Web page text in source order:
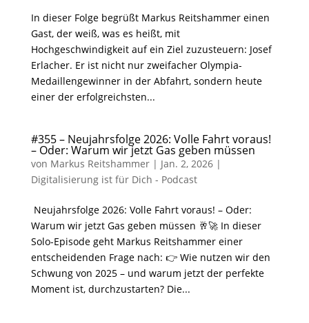
In dieser Folge begrüßt Markus Reitshammer einen
Gast, der weiß, was es heißt, mit
Hochgeschwindigkeit auf ein Ziel zuzusteuern: Josef
Erlacher. Er ist nicht nur zweifacher Olympia-
Medaillengewinner in der Abfahrt, sondern heute
einer der erfolgreichsten...
#355 – Neujahrsfolge 2026: Volle Fahrt voraus!
– Oder: Warum wir jetzt Gas geben müssen
von Markus Reitshammer| Jan. 2, 2026|
Digitalisierung ist für Dich - Podcast
Neujahrsfolge 2026: Volle Fahrt voraus! – Oder:
Warum wir jetzt Gas geben müssen 🥂🚀 In dieser
Solo-Episode geht Markus Reitshammer einer
entscheidenden Frage nach: 👉 Wie nutzen wir den
Schwung von 2025 – und warum jetzt der perfekte
Moment ist, durchzustarten? Die...